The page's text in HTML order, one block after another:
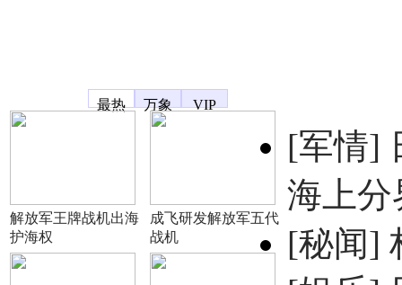
最热
万象 VIP
解放军王牌战机出海
护海权
成飞研发解放军五代
战机
[军情]
海上分
[秘闻]